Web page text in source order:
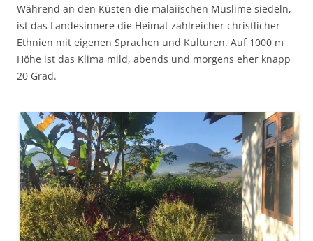
Während an den Küsten die malaiischen Muslime siedeln,
ist das Landesinnere die Heimat zahlreicher christlicher
Ethnien mit eigenen Sprachen und Kulturen. Auf 1000 m
Höhe ist das Klima mild, abends und morgens eher knapp
20 Grad.